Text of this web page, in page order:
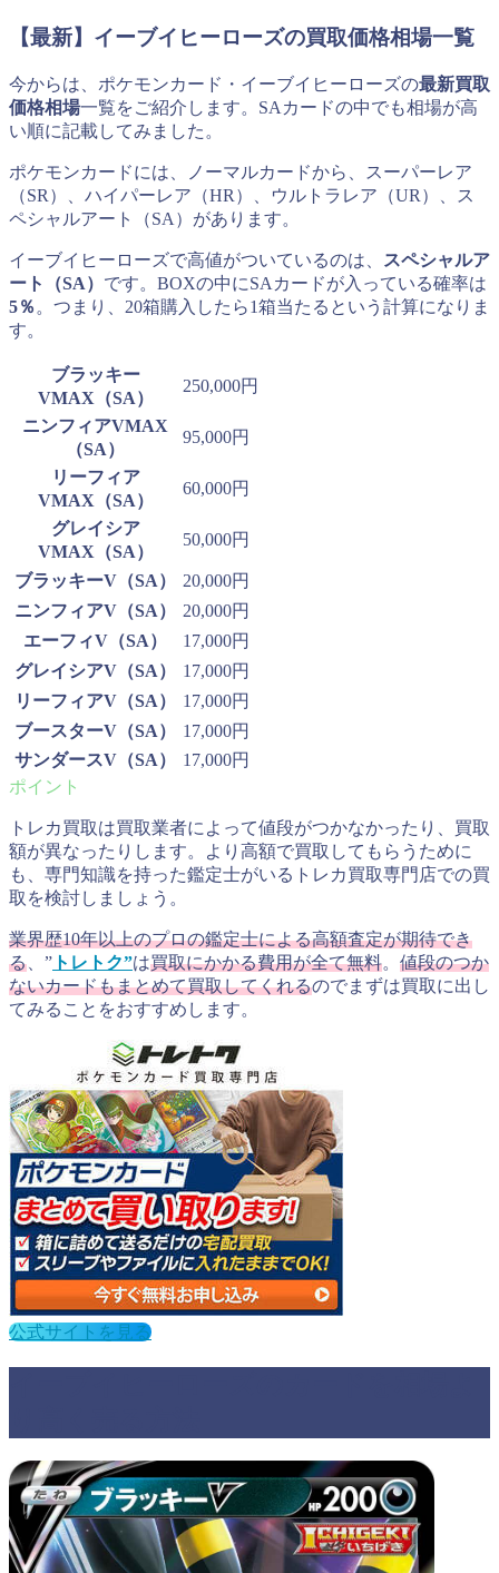
【最新】イーブイヒーローズの買取価格相場一覧
今からは、ポケモンカード・イーブイヒーローズの最新買取
価格相場一覧をご紹介します。SAカードの中でも相場が高
い順に記載してみました。
ポケモンカードには、ノーマルカードから、スーパーレア
（SR）、ハイパーレア（HR）、ウルトラレア（UR）、ス
ペシャルアート（SA）があります。
イーブイヒーローズで高値がついているのは、
スペシャルア
ート（SA） です。BOXの中にSAカードが入っている確率は
5％ 。つまり、20箱購入したら1箱当たるという計算になりま
す。
ブラッキー
VMAX（SA）
250,000円
ニンフィアVMAX
（SA）
95,000円
リーフィア
VMAX（SA）
60,000円
グレイシア
VMAX（SA）
50,000円
ブラッキーV（SA）
20,000円
ニンフィアV（SA）
20,000円
エーフィV（SA）
17,000円
グレイシアV（SA）
17,000円
リーフィアV（SA）
17,000円
ブースターV（SA）
17,000円
サンダースV（SA）
17,000円
トレカ買取は買取業者によって値段がつかなかったり、買取
額が異なったりします。より高額で買取してもらうために
も、専門知識を持った鑑定士がいるトレカ買取専門店での買
取を検討しましょう。
業界歴10年以上のプロの鑑定士による高額査定が期待でき
る 、” トレトク”は買取にかかる費用が全て無料。 値段のつか
ないカードもまとめて買取してくれるのでまずは買取に出し
てみることをおすすめします。
公式サイトを見る